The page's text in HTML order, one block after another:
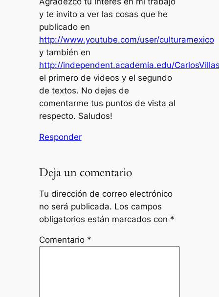
y te invito a ver las cosas que he
publicado en
http://www.youtube.com/user/culturamexico
y también en
http://independent.academia.edu/
el primero de videos y el segundo
de textos. No dejes de
comentarme tus puntos de vista al
respecto. Saludos!
Responder
Deja un comentario
Tu dirección de correo electrónico
no será publicada. Los campos
obligatorios están marcados con *
Comentario *